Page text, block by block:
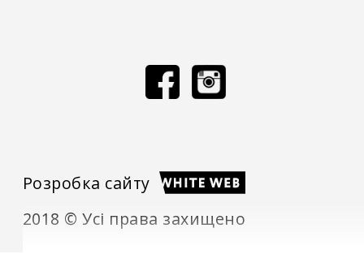
Розробка сайту
2018 © Усі права захищено